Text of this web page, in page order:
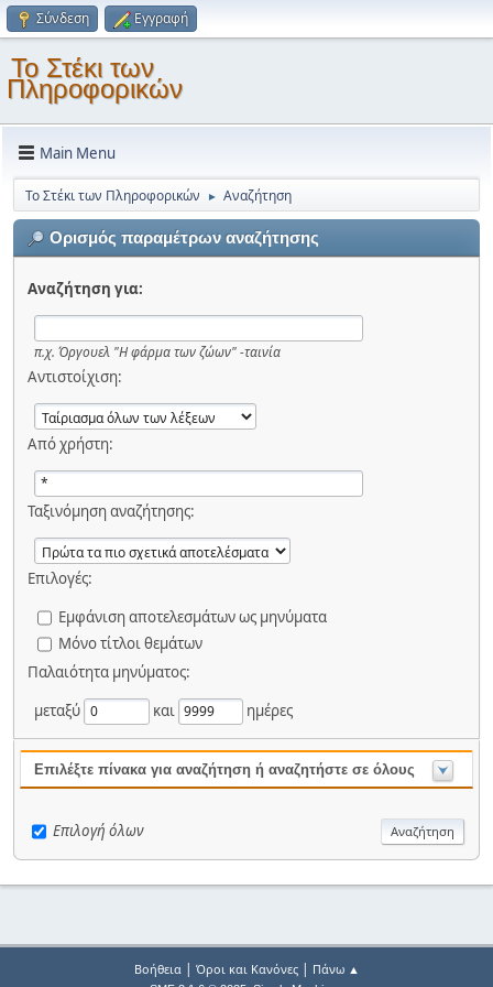
Σύνδεση Εγγραφή
Το Στέκι των
Πληροφορικών
Main Menu
Το Στέκι των Πληροφορικών ► Αναζήτηση
Ορισμός παραμέτρων αναζήτησης
Αναζήτηση για:
π.χ. Όργουελ "Η φάρμα των ζώων" -ταινία
Αντιστοίχιση:
Από χρήστη:
Ταξινόμηση αναζήτησης:
Επιλογές:
Εμφάνιση αποτελεσμάτων ως μηνύματα
Μόνο τίτλοι θεμάτων
Παλαιότητα μηνύματος:
μεταξύ
και ημέρες
Επιλέξτε πίνακα για αναζήτηση ή αναζητήστε σε όλους
Επιλογή όλων
Βοήθεια| Όροι και Κανόνες| Πάνω ▲